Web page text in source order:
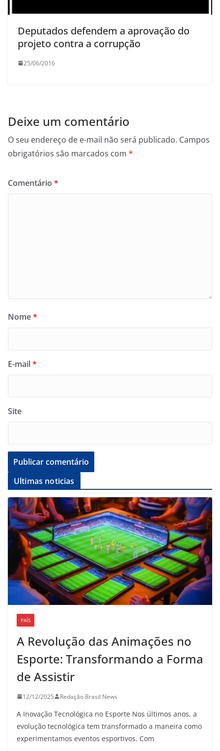
Deputados defendem a aprovação do
projeto contra a corrupção
25/06/2016
Deixe um comentário
O seu endereço de e-mail não será publicado. Campos
obrigatórios são marcados com *
Comentário *
Nome*
E-mail*
Site
Ultimas noticias
PAÍS
A Revolução das Animações no
Esporte: Transformando a Forma
de Assistir
12/12/2025 Redação Brasil News
A Inovação Tecnológica no Esporte Nos últimos anos, a
evolução tecnológica tem transformado a maneira como
experimentamos eventos esportivos. Com